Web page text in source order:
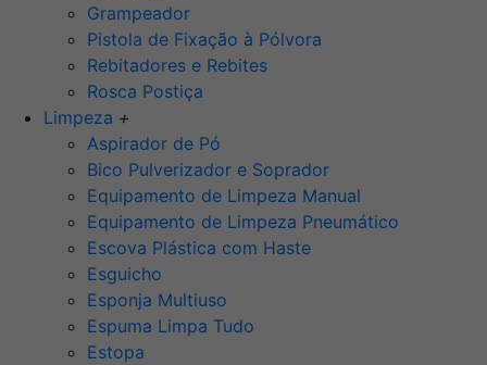
Grampeador
Pistola de Fixação à Pólvora
Rebitadores e Rebites
Rosca Postiça
Limpeza +
Aspirador de Pó
Bico Pulverizador e Soprador
Equipamento de Limpeza Manual
Equipamento de Limpeza Pneumático
Escova Plástica com Haste
Esguicho
Esponja Multiuso
Espuma Limpa Tudo
Estopa